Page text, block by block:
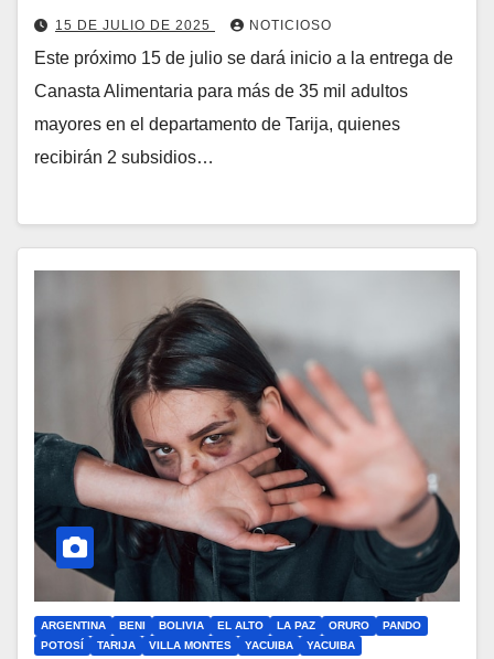
15 DE JULIO DE 2025 NOTICIOSO
Este próximo 15 de julio se dará inicio a la entrega de
Canasta Alimentaria para más de 35 mil adultos
mayores en el departamento de Tarija, quienes
recibirán 2 subsidios…
ARGENTINA BENI BOLIVIA EL ALTO LA PAZ ORURO
PANDO
POTOSÍ
TARIJA VILLA MONTES YACUIBA YACUIBA